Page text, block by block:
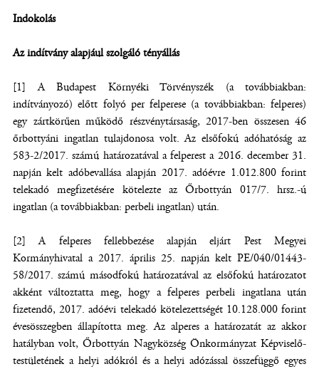
Indokolás
Az indítvány alapjául szolgáló tényállás
[1] A Budapest Környéki Törvényszék (a továbbiakban:
indítványozó) előtt folyó per felperese (a továbbiakban: felperes)
egy zártkörűen működő részvénytársaság, 2017-ben összesen 46
őrbottyáni ingatlan tulajdonosa volt. Az elsőfokú adóhatóság az
583-2/2017. számú határozatával a felperest a 2016. december 31.
napján kelt adóbevallása alapján 2017. adóévre 1.012.800 forint
telekadó megfizetésére kötelezte az Őrbottyán 017/7. hrsz.-ú
ingatlan (a továbbiakban: perbeli ingatlan) után.
[2] A felperes fellebbezése alapján eljárt Pest Megyei
Kormányhivatal a 2017. április 25. napján kelt PE/040/01443-
58/2017. számú másodfokú határozatával az elsőfokú határozatot
akként változtatta meg, hogy a felperes perbeli ingatlana után
fizetendő, 2017. adóévi telekadó kötelezettségét 10.128.000 forint
évesösszegben állapította meg. Az alperes a határozatát az akkor
hatályban volt, Őrbottyán Nagyközség Önkormányzat Képviselő-
testületének a helyi adókról és a helyi adózással összefüggő egyes